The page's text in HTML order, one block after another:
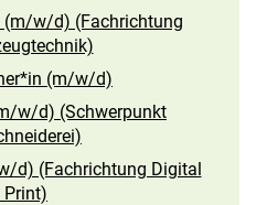
(m/w/d) (Fachrichtung
(m/w/d)
w/d) (Schwerpunkt
d) (Fachrichtung Digital
Print)